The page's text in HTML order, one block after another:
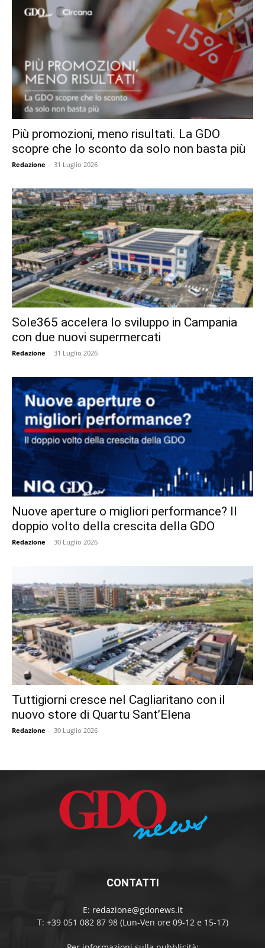
Più promozioni, meno risultati. La GDO
scopre che lo sconto da solo non basta più
Redazione - 31 Luglio 2026
Sole365 accelera lo sviluppo in Campania
con due nuovi supermercati
Redazione - 31 Luglio 2026
Nuove aperture o migliori performance? Il
doppio volto della crescita della GDO
Redazione - 30 Luglio 2026
Tuttigiorni cresce nel Cagliaritano con il
nuovo store di Quartu Sant’Elena
Redazione - 30 Luglio 2026
CONTATTI
E: redazione@gdonews.it
T: +39 051 082 87 98 (Lun-Ven ore 09-12 e 15-17)